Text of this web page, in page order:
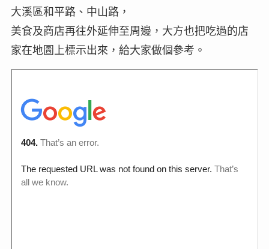
大溪區和平路、中山路，
美食及商店再往外延伸至周邊，大方也把吃過的店
家在地圖上標示出來，給大家做個參考。